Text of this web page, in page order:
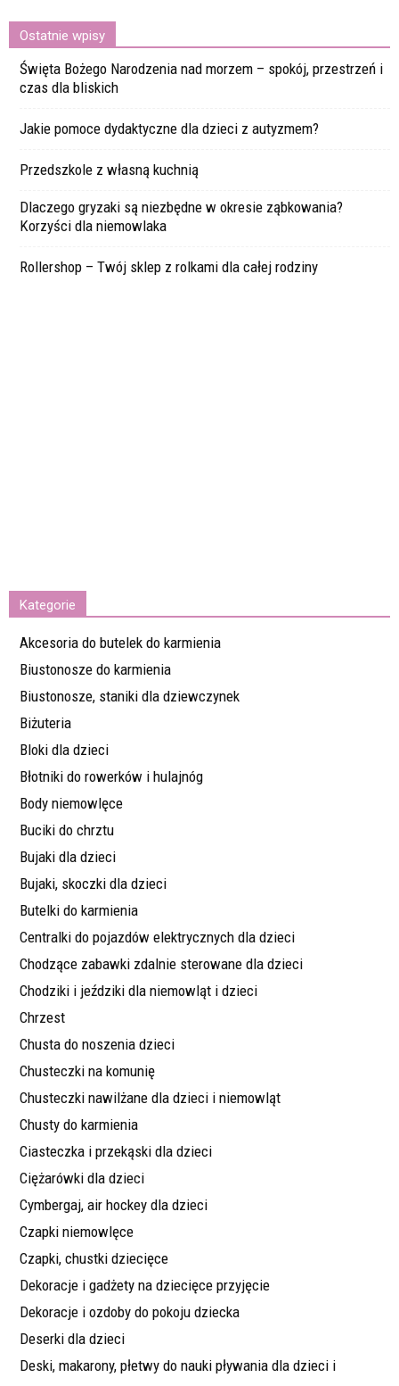
Ostatnie wpisy
Święta Bożego Narodzenia nad morzem – spokój, przestrzeń i
czas dla bliskich
Jakie pomoce dydaktyczne dla dzieci z autyzmem?
Przedszkole z własną kuchnią
Dlaczego gryzaki są niezbędne w okresie ząbkowania?
Korzyści dla niemowlaka
Rollershop – Twój sklep z rolkami dla całej rodziny
Kategorie
Akcesoria do butelek do karmienia
Biustonosze do karmienia
Biustonosze, staniki dla dziewczynek
Biżuteria
Bloki dla dzieci
Błotniki do rowerków i hulajnóg
Body niemowlęce
Buciki do chrztu
Bujaki dla dzieci
Bujaki, skoczki dla dzieci
Butelki do karmienia
Centralki do pojazdów elektrycznych dla dzieci
Chodzące zabawki zdalnie sterowane dla dzieci
Chodziki i jeździki dla niemowląt i dzieci
Chrzest
Chusta do noszenia dzieci
Chusteczki na komunię
Chusteczki nawilżane dla dzieci i niemowląt
Chusty do karmienia
Ciasteczka i przekąski dla dzieci
Ciężarówki dla dzieci
Cymbergaj, air hockey dla dzieci
Czapki niemowlęce
Czapki, chustki dziecięce
Dekoracje i gadżety na dziecięce przyjęcie
Dekoracje i ozdoby do pokoju dziecka
Deserki dla dzieci
Deski, makarony, płetwy do nauki pływania dla dzieci i